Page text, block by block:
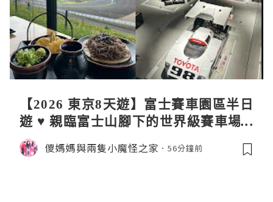
【2026 東京8天遊】富士賽車園區半日
遊 ♥ 親臨富士山腳下的世界級賽車場 F
uji SpeedWay。參觀富士賽車博物
館。到觀景餐廳邊觀賞賽車邊嘆午餐
儍媽媽與兩隻小魔怪之家 56分鐘前